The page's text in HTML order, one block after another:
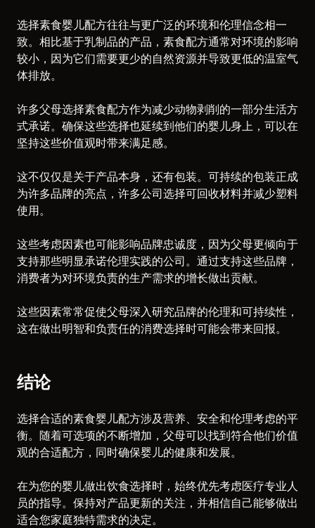
选择素食婴儿配方往往与更广泛的环境和伦理信念相一
致。相比基于乳制品的产品，素食配方通常对环境的影响
较小，因为它们需要更少的自然资源并导致更低的温室气
体排放。
许多父母选择素食配方作为减少动物剥削的一部分生活方
式承诺。确保这些选择也延续到他们的婴儿身上，可以在
坚持这些价值观时带来满足感。
这不仅仅是关于产品本身，还有包装。可持续的包装正成
为许多品牌的亮点，许多公司选择可回收材料并减少塑料
使用。
这些考虑因素也可能影响品牌忠诚度，因为父母更倾向于
支持那些明显承诺伦理实践的公司。通过支持这些品牌，
消费者为对环境负责的生产需求的增长做出贡献。
这些因素常常促使父母深入研究品牌的伦理和可持续性，
这在做出明智和负责任的消费选择时可能会带来回报。
结论
选择合适的素食婴儿配方涉及营养、安全和伦理考虑的平
衡。随着可选项的不断增加，父母可以找到符合他们价值
观的合适配方，同时确保婴儿的健康和发展。
在为您的婴儿做出饮食选择时，始终优先考虑医疗专业人
员的指导。保持对产品更新的关注，并相信自己能够做出
适合您家庭独特需求的决定。